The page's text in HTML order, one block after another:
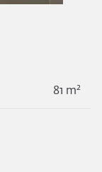
81 m2